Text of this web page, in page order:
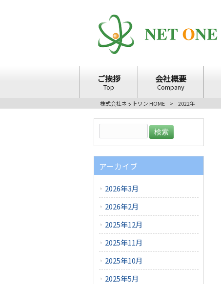
ご挨拶
Top
会社概要
Company
株式会社ネットワン HOME > 2022年
アーカイブ
2026年3月
2026年2月
2025年12月
2025年11月
2025年10月
2025年5月